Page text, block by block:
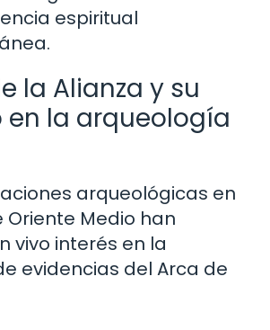
espiritual
la Alianza y su
la arqueología
arqueológicas en
Oriente Medio han
vivo interés en la
evidencias del Arca de